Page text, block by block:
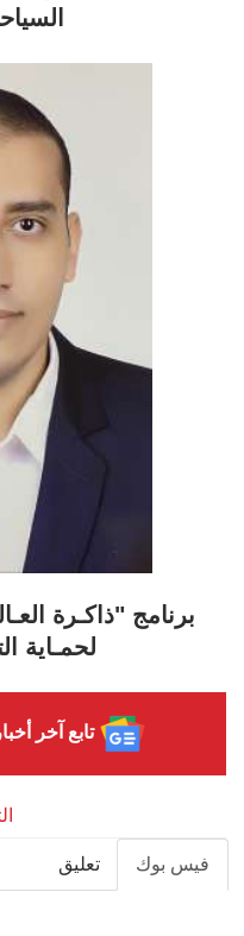
برنامج "ذاكـرة
لحمـاية
تابع آخر
فيس بوك تعليق